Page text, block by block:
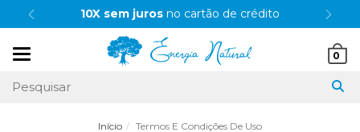
10X sem juros no cartão de crédito
0
Início Termos E Condições De Uso